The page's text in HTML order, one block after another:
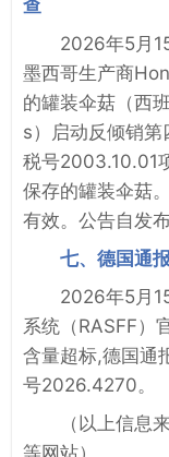
查
2026年5月
墨西哥生产商
的罐装伞菇（西
s）启动反倾销第
税号2003.10.01
保存的罐装伞菇
有效。公告自发
七、德国通
2026年5月
系统（RASFF）
含量超标,德国通
号2026.4270。
（以上信息
等网站）